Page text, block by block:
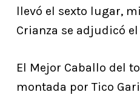
llevó el sexto lugar,
Crianza se adjudicó
El Mejor Caballo del
montada por Tico